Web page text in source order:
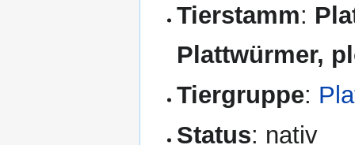
Tierstamm:
Plattwürmer,
Tiergruppe:
Status: nativ